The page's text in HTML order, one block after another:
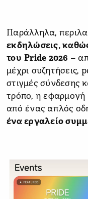
Παράλληλα,
εκδηλώσεις,
του Pride 2026 –
μέχρι συζητήσεις,
στιγμές σύνδεσης
τρόπο, η εφαρμογή
από ένας απλός
ένα εργαλείο